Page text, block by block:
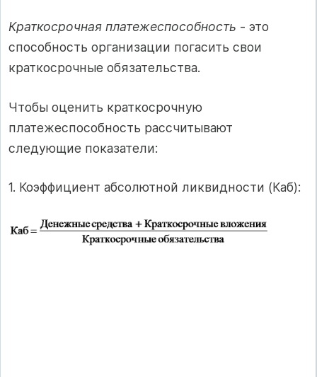
Краткосрочная платежеспособность - это
способность организации погасить свои
краткосрочные обязательства.
Чтобы оценить краткосрочную
платежеспособность рассчитывают
следующие показатели:
1. Коэффициент абсолютной ликвидности (Каб):